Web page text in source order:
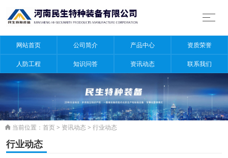
网站首页 公司简介 产品中心 资质荣誉
人防工程 知识问答 资讯动态 联系我们
 当前位置： 首页> 资讯动态 > 行业动态
行业动态